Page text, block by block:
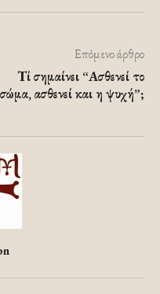
Επόμενο άρθρο
Τί σημαίνει “Ασθενεί το
σώμα, ασθενεί και η ψυχή”;